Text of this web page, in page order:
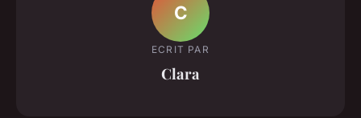
C
ECRIT PAR
Clara